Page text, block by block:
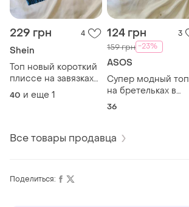
229 грн 4
Shein
Топ новый короткий
плиссе на завязках
шторка 40/42
40 и еще 1
124 грн 3
159 грн -23%
ASOS
Супер модный топ
на бретельках в
стиле купальника
36
Все товары продавца
Поделиться: